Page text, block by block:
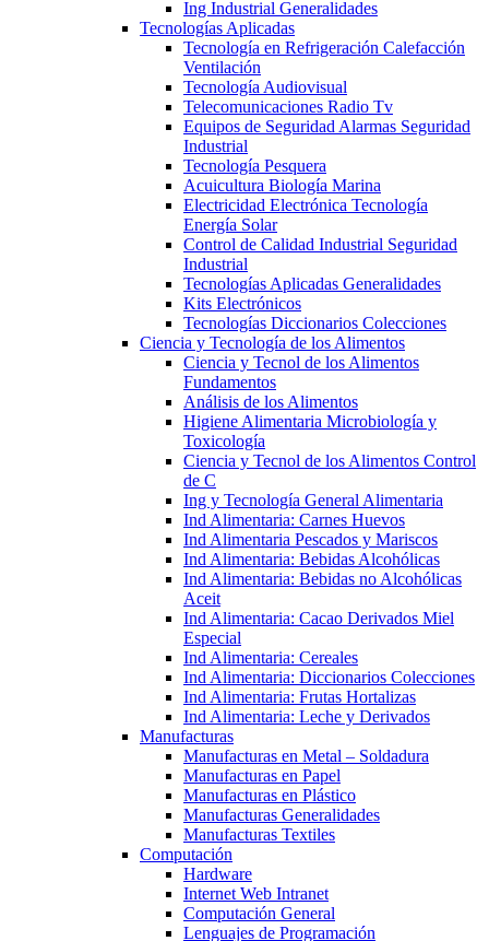
Ing Industrial Generalidades
Tecnologías Aplicadas
Tecnología en Refrigeración Calefacción
Ventilación
Tecnología Audiovisual
Telecomunicaciones Radio Tv
Equipos de Seguridad Alarmas Seguridad
Industrial
Tecnología Pesquera
Acuicultura Biología Marina
Electricidad Electrónica Tecnología
Energía Solar
Control de Calidad Industrial Seguridad
Industrial
Tecnologías Aplicadas Generalidades
Kits Electrónicos
Tecnologías Diccionarios Colecciones
Ciencia y Tecnología de los Alimentos
Ciencia y Tecnol de los Alimentos
Fundamentos
Análisis de los Alimentos
Higiene Alimentaria Microbiología y
Toxicología
Ciencia y Tecnol de los Alimentos Control
de C
Ing y Tecnología General Alimentaria
Ind Alimentaria: Carnes Huevos
Ind Alimentaria Pescados y Mariscos
Ind Alimentaria: Bebidas Alcohólicas
Ind Alimentaria: Bebidas no Alcohólicas
Aceit
Ind Alimentaria: Cacao Derivados Miel
Especial
Ind Alimentaria: Cereales
Ind Alimentaria: Diccionarios Colecciones
Ind Alimentaria: Frutas Hortalizas
Ind Alimentaria: Leche y Derivados
Manufacturas
Manufacturas en Metal – Soldadura
Manufacturas en Papel
Manufacturas en Plástico
Manufacturas Generalidades
Manufacturas Textiles
Computación
Hardware
Internet Web Intranet
Computación General
Lenguajes de Programación